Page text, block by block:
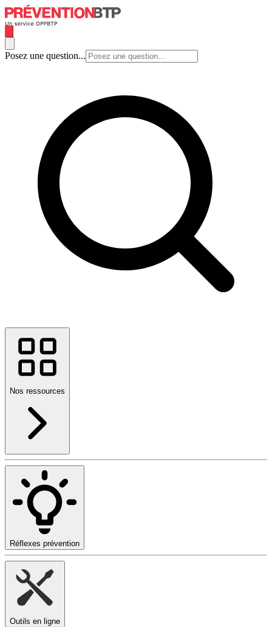
Posez une question...
Nos ressources
Réflexes prévention
Outils en ligne